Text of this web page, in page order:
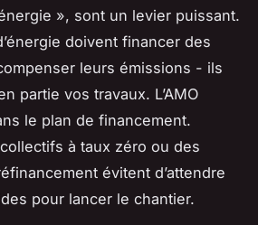
», sont un levier puissant.
doivent financer des
leurs émissions - ils
partie vos travaux. L’AMO
le plan de financement.
à taux zéro ou des
évitent d’attendre
pour lancer le chantier.